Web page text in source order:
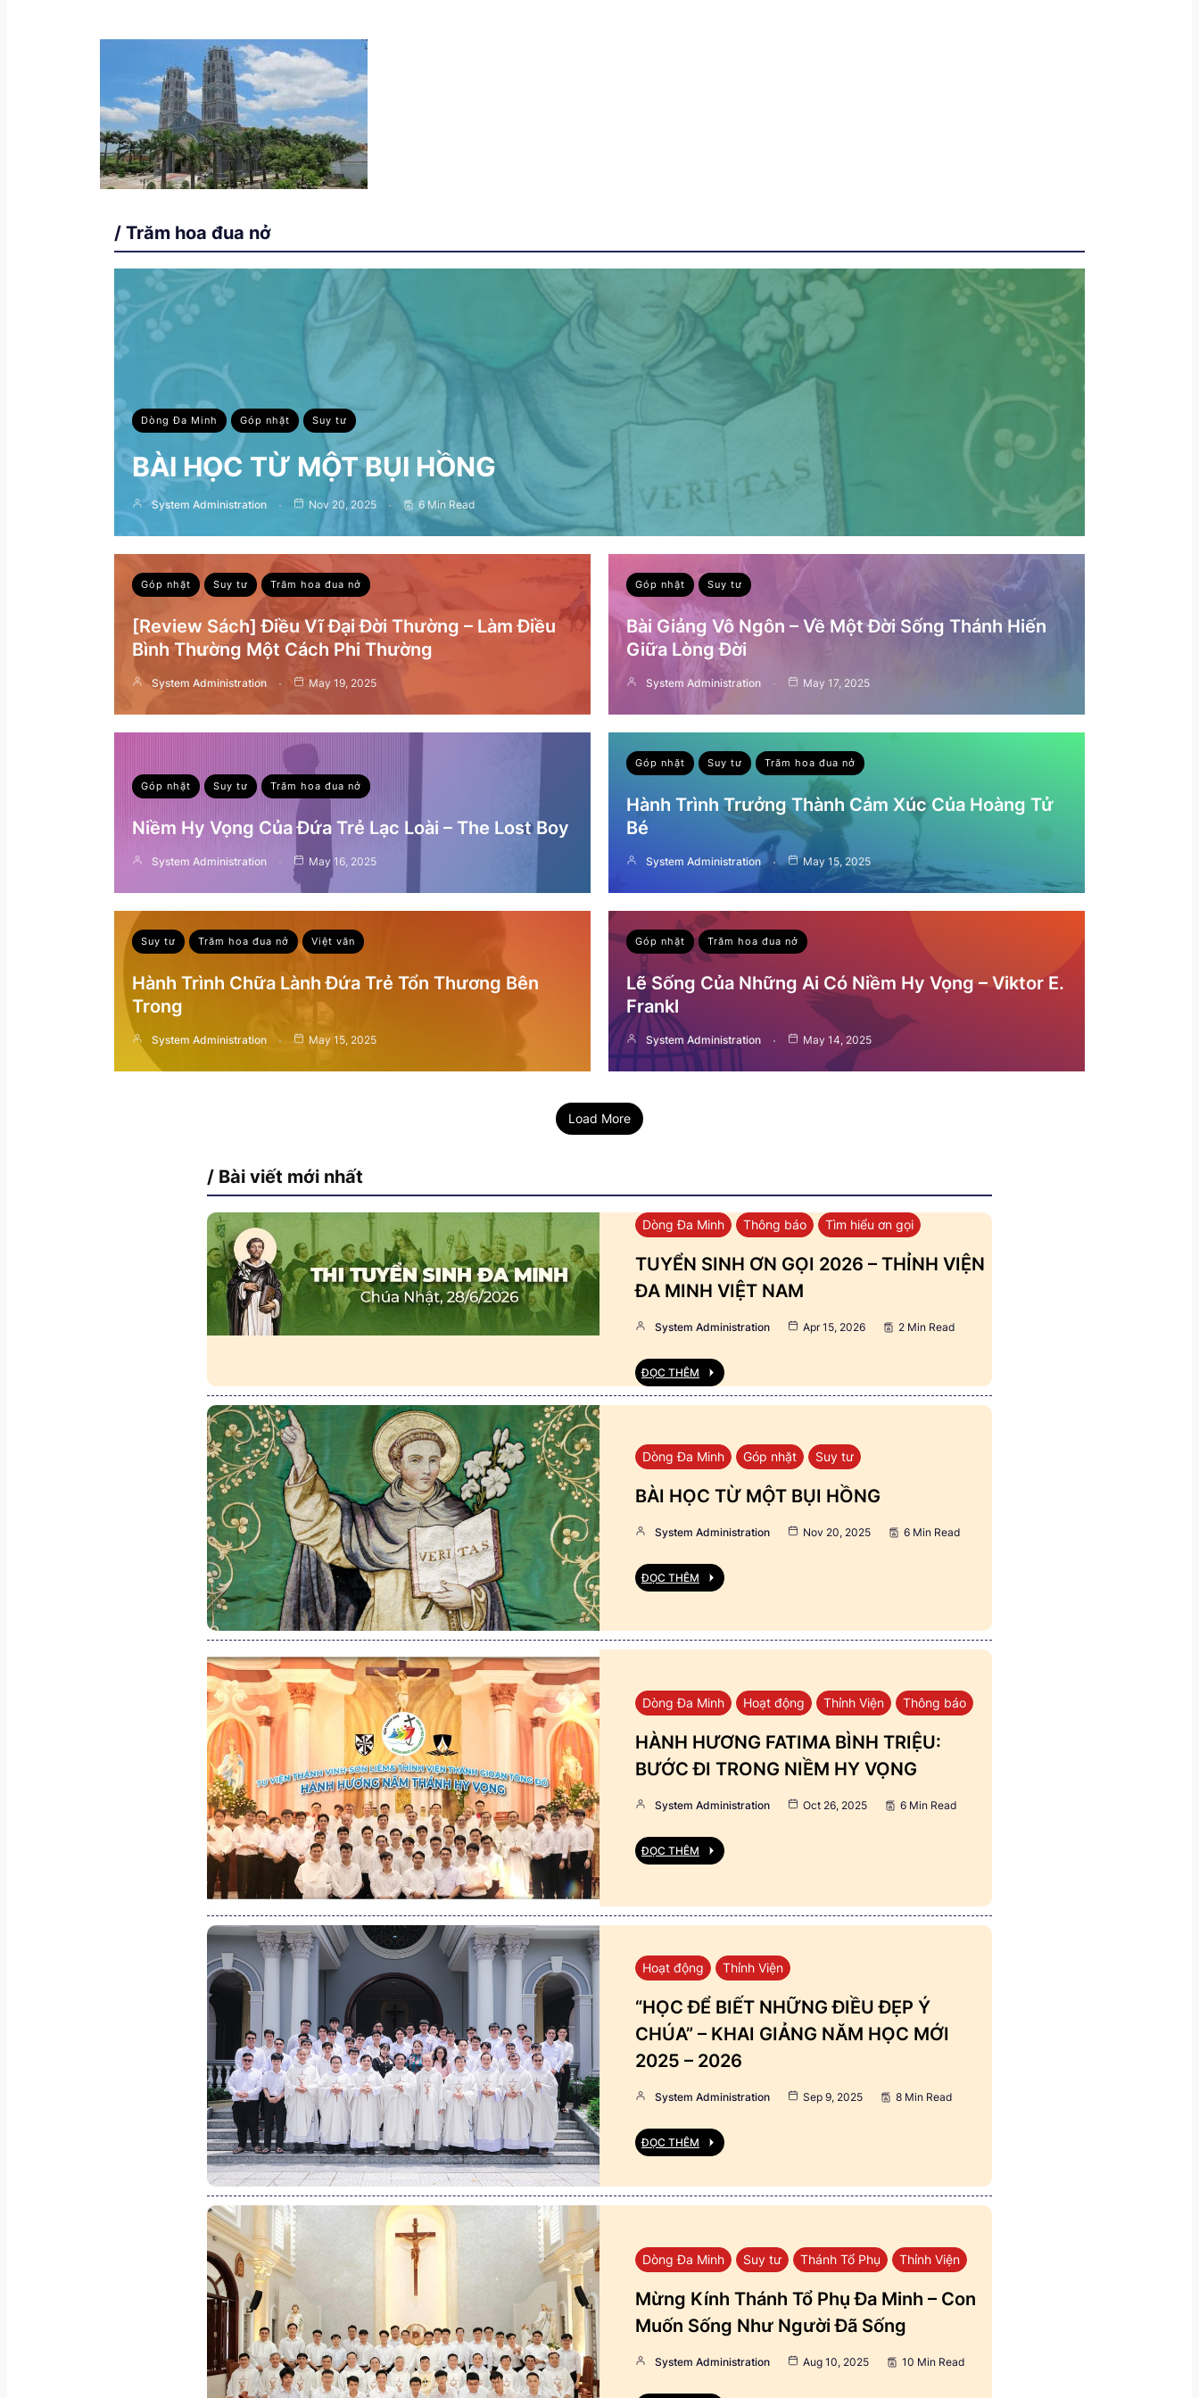
/ Trăm hoa đua nở
Dòng Đa Minh Góp nhặt Suy tư
BÀI HỌC TỪ MỘT BỤI HỒNG
System Administration Nov 20, 2025 6 Min Read
Góp nhặt Suy tư Trăm hoa đua nở
[Review Sách] Điều Vĩ Đại Đời Thường – Làm Điều
Bình Thường Một Cách Phi Thường
System Administration May 19, 2025
Góp nhặt Suy tư
Bài Giảng Vô Ngôn – Về Một Đời Sống Thánh Hiến
Giữa Lòng Đời
System Administration May 17, 2025
Góp nhặt Suy tư Trăm hoa đua nở
Niềm Hy Vọng Của Đứa Trẻ Lạc Loài – The Lost Boy
System Administration May 16, 2025
Góp nhặt Suy tư Trăm hoa đua nở
Hành Trình Trưởng Thành Cảm Xúc Của Hoàng Tử
Bé
System Administration May 15, 2025
Suy tư Trăm hoa đua nở Việt văn
Hành Trình Chữa Lành Đứa Trẻ Tổn Thương Bên
Trong
System Administration May 15, 2025
Góp nhặt Trăm hoa đua nở
Lẽ Sống Của Những Ai Có Niềm Hy Vọng – Viktor E.
Frankl
System Administration May 14, 2025
Load More
/ Bài viết mới nhất
Dòng Đa Minh Thông báo Tìm hiểu ơn gọi
TUYỂN SINH ƠN GỌI 2026 – THỈNH VIỆN
ĐA MINH VIỆT NAM
System Administration Apr 15, 2026 2 Min Read
ĐỌC THÊM
Dòng Đa Minh Góp nhặt Suy tư
BÀI HỌC TỪ MỘT BỤI HỒNG
System Administration Nov 20, 2025 6 Min Read
ĐỌC THÊM
Dòng Đa Minh Hoạt động Thỉnh Viện Thông báo
HÀNH HƯƠNG FATIMA BÌNH TRIỆU:
BƯỚC ĐI TRONG NIỀM HY VỌNG
System Administration Oct 26, 2025 6 Min Read
ĐỌC THÊM
Hoạt động Thỉnh Viện
“HỌC ĐỂ BIẾT NHỮNG ĐIỀU ĐẸP Ý
CHÚA” – KHAI GIẢNG NĂM HỌC MỚI
2025 – 2026
System Administration Sep 9, 2025 8 Min Read
ĐỌC THÊM
Dòng Đa Minh Suy tư Thánh Tổ Phụ Thỉnh Viện
Mừng Kính Thánh Tổ Phụ Đa Minh – Con
Muốn Sống Như Người Đã Sống
System Administration Aug 10, 2025 10 Min Read